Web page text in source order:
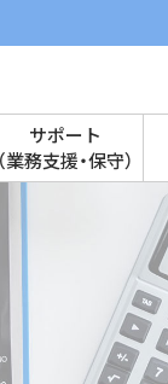
サポート
（業務支援・保守）